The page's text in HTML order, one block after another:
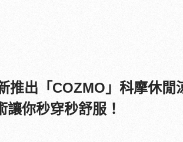
推出「COZMO」科摩休閒
讓你秒穿秒舒服！